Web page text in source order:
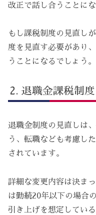
改正で話し合うことに
もし課税制度の見直し
度を見直す必要があり
うことになるでしょう。
退職金課税制
退職金制度の見直しは
う、転職なども考慮し
されています。
詳細な変更内容は決ま
は勤続20年以下の場合
引き上げを想定している